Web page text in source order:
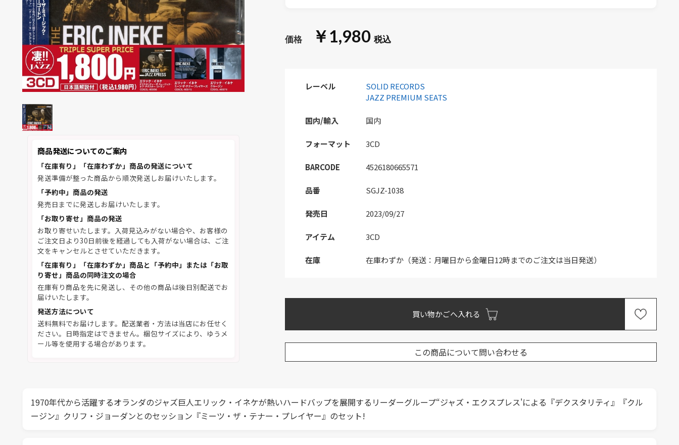
商品発送についてのご案内
「在庫有り」「在庫わずか」商品の発送について
発送準備が整った商品から順次発送しお届けいたします。
「予約中」商品の発送
発売日までに発送しお届けいたします。
「お取り寄せ」商品の発送
お取り寄せいたします。入荷見込みがない場合や、お客様の
ご注文日より30日前後を経過しても入荷がない場合は、ご注
文をキャンセルとさせていただきます。
「在庫有り」「在庫わずか」商品と「予約中」または「お取
り寄せ」商品の同時注文の場合
在庫有り商品を先に発送し、その他の商品は後日別配送でお
届けいたします。
発送方法について
送料無料でお届けします。配送業者・方法は当店にお任せく
ださい。日時指定はできません。梱包サイズにより、ゆうメ
ール等を使用する場合があります。
￥1,980
レーベル
SOLID RECORDS
JAZZ PREMIUM SEATS
国内/輸入 国内
フォーマット 3CD
BARCODE 4526180665571
品番 SGJZ-1038
発売日 2023/09/27
アイテム 3CD
在庫 在庫わずか（発送：月曜日から金曜日12時までのご注文は当日発送）
買い物かごへ入れる
この商品について問い合わせる
1970年代から活躍するオランダのジャズ巨人エリック・イネケが熱いハードバップを展開するリーダーグループ“ジャズ・エクスプレス'による『デクスタリティ』『クル
ージン』クリフ・ジョーダンとのセッション『ミーツ・ザ・テナー・プレイヤー』のセット!